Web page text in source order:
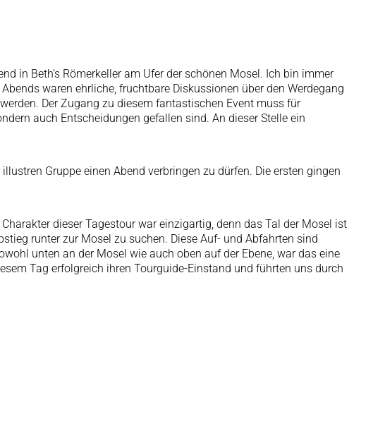
in Beth‘s Römerkeller am Ufer der schönen Mosel. Ich bin immer
waren ehrliche, fruchtbare Diskussionen über den Werdegang
Der Zugang zu diesem fantastischen Event muss für
auch Entscheidungen gefallen sind. An dieser Stelle ein
Gruppe einen Abend verbringen zu dürfen. Die ersten gingen
dieser Tagestour war einzigartig, denn das Tal der Mosel ist
runter zur Mosel zu suchen. Diese Auf- und Abfahrten sind
unten an der Mosel wie auch oben auf der Ebene, war das eine
Tag erfolgreich ihren Tourguide-Einstand und führten uns durch